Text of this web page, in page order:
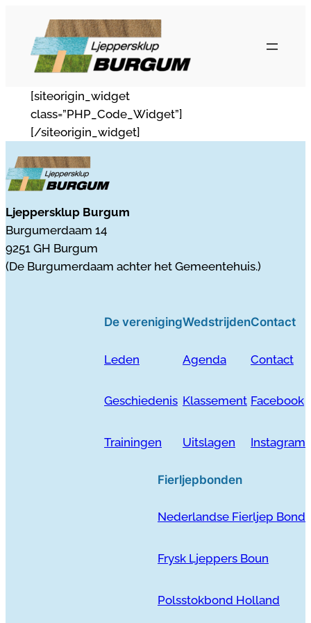
inhoud
[siteorigin_widget
class=”PHP_Code_Widget”]
[/siteorigin_widget]
Ljeppersklup Burgum
Burgumerdaam 14
9251 GH Burgum
(De Burgumerdaam achter het Gemeentehuis.)
De vereniging
Leden
Geschiedenis
Trainingen
Wedstrijden
Agenda
Klassement
Uitslagen
Contact
Contact
Facebook
Instagram
Fierljepbonden
Nederlandse Fierljep Bond
Frysk Ljeppers Boun
Polsstokbond Holland